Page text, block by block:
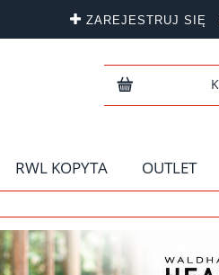
ZAREJESTRUJ SIĘ
RWL KOPYTA
OUTLET